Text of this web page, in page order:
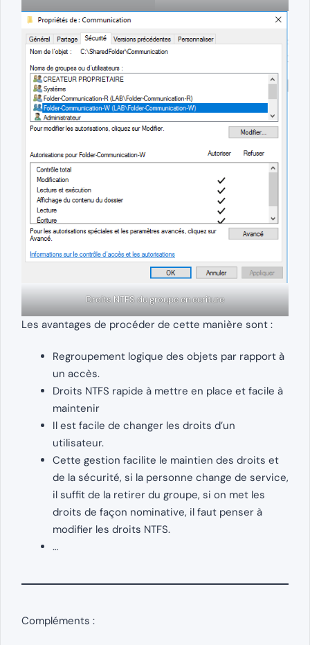
Droits NTFS du groupe en ecriture
Les avantages de procéder de cette manière sont :
Regroupement logique des objets par rapport à
un accès.
Droits NTFS rapide à mettre en place et facile à
maintenir
Il est facile de changer les droits d’un
utilisateur.
Cette gestion facilite le maintien des droits et
de la sécurité, si la personne change de service,
il suffit de la retirer du groupe, si on met les
droits de façon nominative, il faut penser à
modifier les droits NTFS.
…
Compléments :